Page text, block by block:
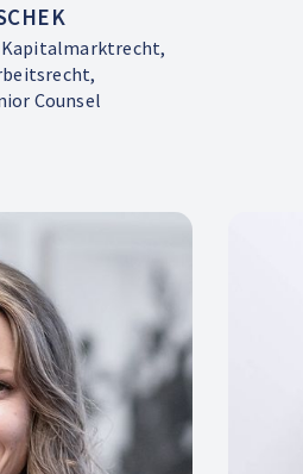
Kapitalmarktrecht,
Counsel